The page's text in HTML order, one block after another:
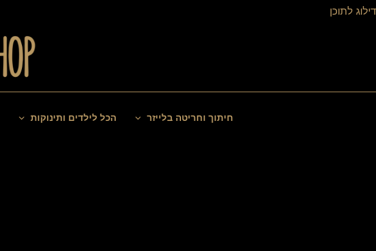
דילוג לתוכן
דילוג
חיתוך וחריטה בלייזר הכל לילדים ותינוקות